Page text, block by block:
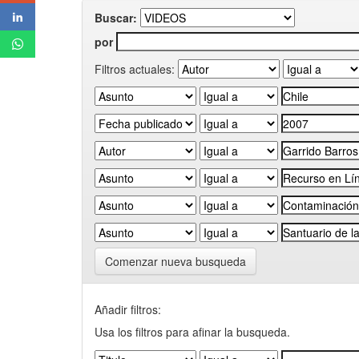
Buscar:
por
Filtros actuales:
Comenzar nueva busqueda
Añadir filtros:
Usa los filtros para afinar la busqueda.